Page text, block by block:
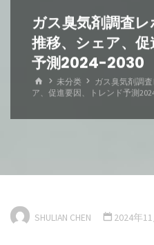
ガス臭気剤調査
推移、シェア、
予測2024-2030
ホ
ー
未分类
ガス臭気剤調
ア、促進要因、トレンド予測
SHULIAN CHEN 2024年